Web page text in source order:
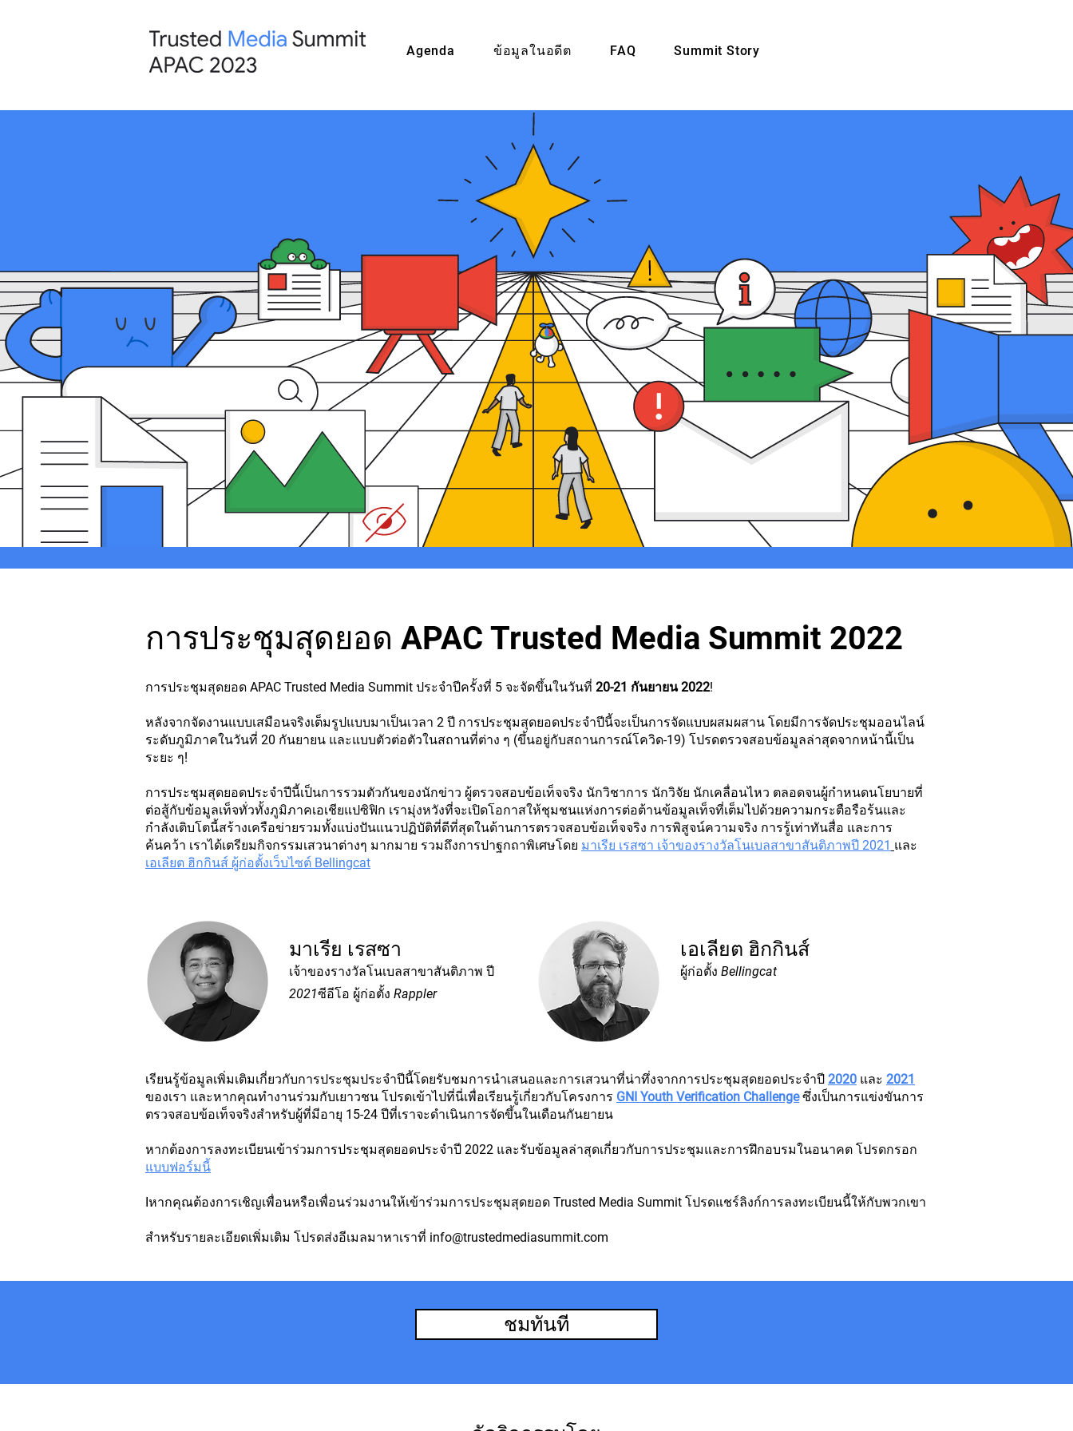
Agenda ข้อมูลในอดีต FAQ Summit Story
การประชุมสุดยอด APAC Trusted Media Summit 2022
การประชุมสุดยอด APAC Trusted Media Summit ประจำปีครั้งที่ 5 จะจัดขึ้นในวันที่ 20-21 กันยายน 2022!
หลังจากจัดงานแบบเสมือนจริงเต็มรูปแบบมาเป็นเวลา 2 ปี การประชุมสุดยอดประจำปีนี้จะเป็นการจัดแบบผสมผสาน โดยมีการจัดประชุมออนไลน์
ระดับภูมิภาคในวันที่ 20 กันยายน และแบบตัวต่อตัวในสถานที่ต่าง ๆ (ขึ้นอยู่กับสถานการณ์โควิด-19) โปรดตรวจสอบข้อมูลล่าสุดจากหน้านี้เป็น
ระยะ ๆ!
การประชุมสุดยอดประจำปีนี้เป็นการรวมตัวกันของนักข่าว ผู้ตรวจสอบข้อเท็จจริง นักวิชาการ นักวิจัย นักเคลื่อนไหว ตลอดจนผู้กำหนดนโยบายที่
ต่อสู้กับข้อมูลเท็จทั่วทั้งภูมิภาคเอเชียแปซิฟิก เรามุ่งหวังที่จะเปิดโอกาสให้ชุมชนแห่งการต่อต้านข้อมูลเท็จที่เต็มไปด้วยความกระตือรือร้นและ
กำลังเติบโตนี้สร้างเครือข่ายรวมทั้งแบ่งปันแนวปฏิบัติที่ดีที่สุดในด้านการตรวจสอบข้อเท็จจริง การพิสูจน์ความจริง การรู้เท่าทันสื่อ และการ
ค้นคว้า เราได้เตรียมกิจกรรมเสวนาต่างๆ มากมาย รวมถึงการปาฐกถาพิเศษโดย มาเรีย เรสซา เจ้าของรางวัลโนเบลสาขาสันติภาพปี 2021 และ
เอเลียต ฮิกกินส์ ผู้ก่อตั้งเว็บไซต์ Bellingcat
มาเรีย เรสซา
เจ้าของรางวัลโนเบลสาขาสันติภาพ ปี
2021ซีอีโอ ผู้ก่อตั้ง Rappler
เอเลียต ฮิกกินส์
ผู้ก่อตั้ง Bellingcat
เรียนรู้ข้อมูลเพิ่มเติมเกี่ยวกับการประชุมประจำปีนี้โดยรับชมการนำเสนอและการเสวนาที่น่าทึ่งจากการประชุมสุดยอดประจำปี 2020 และ 2021
ของเรา และหากคุณทำงานร่วมกับเยาวชน โปรดเข้าไปที่นี่เพื่อเรียนรู้เกี่ยวกับโครงการ GNI Youth Verification Challengeซึ่งเป็นการแข่งขันการ
ตรวจสอบข้อเท็จจริงสำหรับผู้ที่มีอายุ 15-24 ปีที่เราจะดำเนินการจัดขึ้นในเดือนกันยายน
หากต้องการลงทะเบียนเข้าร่วมการประชุมสุดยอดประจำปี 2022 และรับข้อมูลล่าสุดเกี่ยวกับการประชุมและการฝึกอบรมในอนาคต โปรดกรอก
แบบฟอร์มนี้
Iหากคุณต้องการเชิญเพื่อนหรือเพื่อนร่วมงานให้เข้าร่วมการประชุมสุดยอด Trusted Media Summit โปรดแชร์ลิงก์การลงทะเบียนนี้ให้กับพวกเขา
สำหรับรายละเอียดเพิ่มเติม โปรดส่งอีเมลมาหาเราที่ info@trustedmediasummit.com
ชมทันที